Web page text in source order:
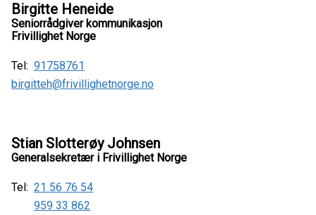
Birgitte Heneide
Seniorrådgiver kommunikasjon
Frivillighet Norge
Tel: 91758761
birgitteh@frivillighetnorge.no
Stian Slotterøy Johnsen
Generalsekretær i Frivillighet Norge
Tel: 21 56 76 54
959 33 862